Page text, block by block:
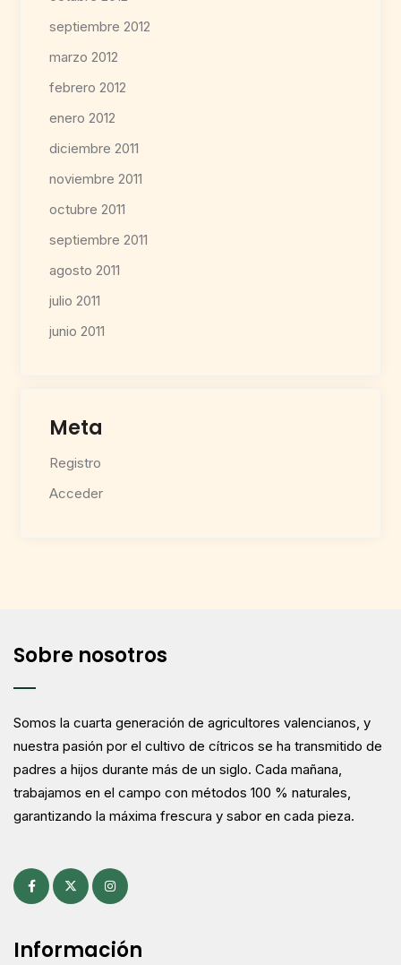
septiembre 2012
marzo 2012
febrero 2012
enero 2012
diciembre 2011
noviembre 2011
octubre 2011
septiembre 2011
agosto 2011
julio 2011
junio 2011
Meta
Registro
Acceder
Sobre nosotros
Somos la cuarta generación de agricultores valencianos, y
nuestra pasión por el cultivo de cítricos se ha transmitido de
padres a hijos durante más de un siglo. Cada mañana,
trabajamos en el campo con métodos 100 % naturales,
garantizando la máxima frescura y sabor en cada pieza.
Información